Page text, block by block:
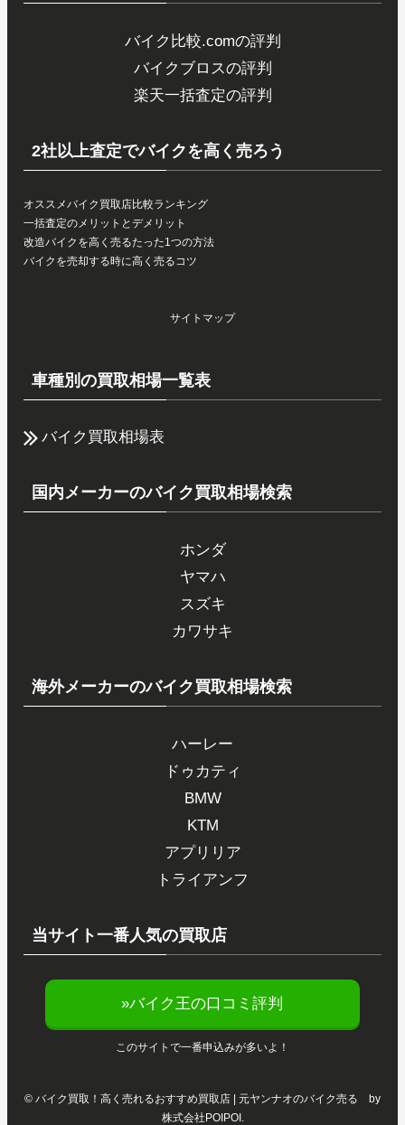
バイク比較.comの評判
バイクブロスの評判
楽天一括査定の評判
2社以上査定でバイクを高く売ろう
オススメバイク買取店比較ランキング
一括査定のメリットとデメリット
改造バイクを高く売るたった1つの方法
バイクを売却する時に高く売るコツ
サイトマップ
車種別の買取相場一覧表
バイク買取相場表
国内メーカーのバイク買取相場検索
ホンダ
ヤマハ
スズキ
カワサキ
海外メーカーのバイク買取相場検索
ハーレー
ドゥカティ
BMW
KTM
アプリリア
トライアンフ
当サイト一番人気の買取店
»バイク王の口コミ評判
このサイトで一番申込みが多いよ！
© バイク買取！高く売れるおすすめ買取店 | 元ヤンナオのバイク売る by
株式会社POIPOI.